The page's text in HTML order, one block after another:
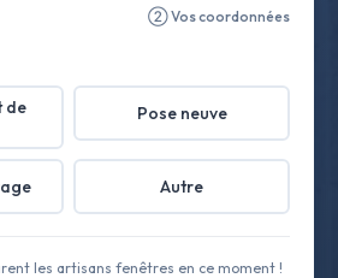
② Vos coordonnées
de
Pose neuve
Autre
les artisans fenêtres en ce moment !